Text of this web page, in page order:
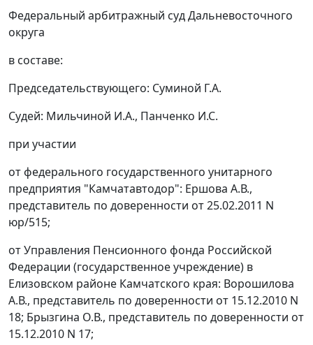
Федеральный арбитражный суд Дальневосточного
округа
в составе:
Председательствующего: Суминой Г.А.
Судей: Мильчиной И.А., Панченко И.С.
при участии
от федерального государственного унитарного
предприятия "Камчатавтодор": Ершова А.В.,
представитель по доверенности от 25.02.2011 N
юр/515;
от Управления Пенсионного фонда Российской
Федерации (государственное учреждение) в
Елизовском районе Камчатского края: Ворошилова
А.В., представитель по доверенности от 15.12.2010 N
18; Брызгина О.В., представитель по доверенности от
15.12.2010 N 17;